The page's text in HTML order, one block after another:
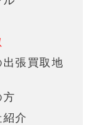
張買取地
方
介